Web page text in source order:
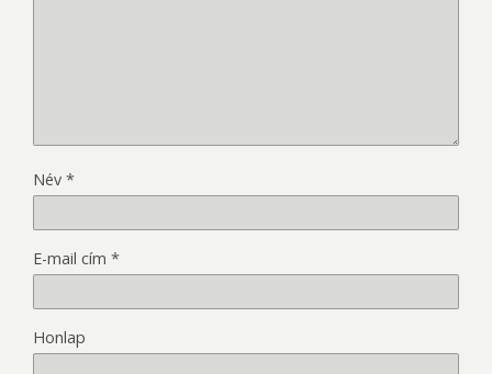
Név *
E-mail cím *
Honlap